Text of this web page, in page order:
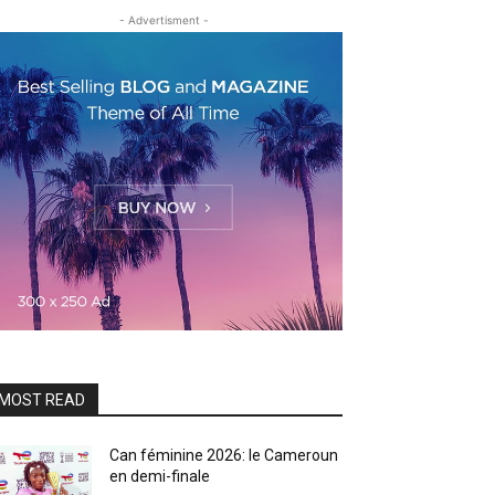
- Advertisment -
READ
Can féminine 2026: le Cameroun
en demi-finale